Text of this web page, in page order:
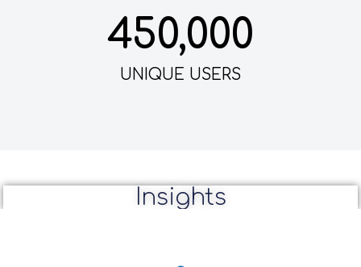
450,000
UNIQUE USERS
Insights